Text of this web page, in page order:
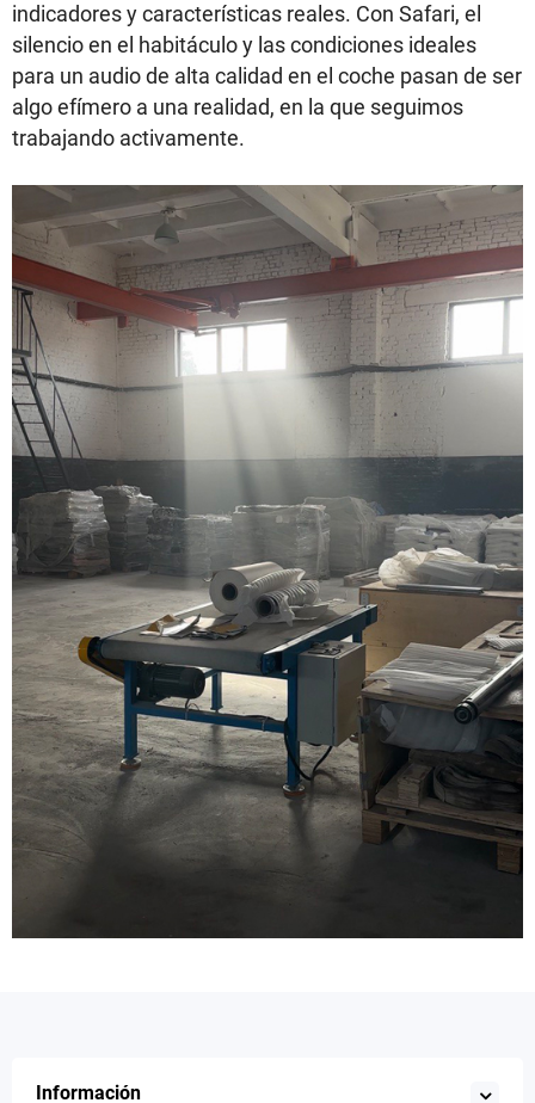
indicadores y características reales. Con Safari, el
silencio en el habitáculo y las condiciones ideales
para un audio de alta calidad en el coche pasan de ser
algo efímero a una realidad, en la que seguimos
trabajando activamente.
Información